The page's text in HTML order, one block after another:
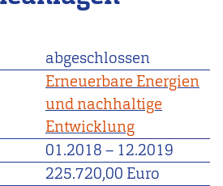
main
page
instead.
abgeschlossen
Erneuerbare Energien
und nachhaltige
Entwicklung
01.2018 – 12.2019
225.720,00 Euro